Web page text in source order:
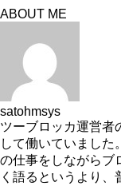
ABOUT ME
satohmsys
ツーブロッカ運営者
して働いていました
の仕事をしながらブ
く語るというより